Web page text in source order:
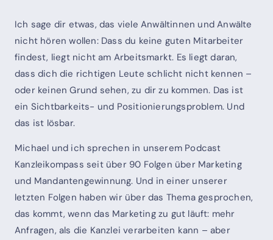
Ich sage dir etwas, das viele Anwältinnen und Anwälte
nicht hören wollen: Dass du keine guten Mitarbeiter
findest, liegt nicht am Arbeitsmarkt. Es liegt daran,
dass dich die richtigen Leute schlicht nicht kennen –
oder keinen Grund sehen, zu dir zu kommen. Das ist
ein Sichtbarkeits- und Positionierungsproblem. Und
das ist lösbar.
Michael und ich sprechen in unserem Podcast
Kanzleikompass seit über 90 Folgen über Marketing
und Mandantengewinnung. Und in einer unserer
letzten Folgen haben wir über das Thema gesprochen,
das kommt, wenn das Marketing zu gut läuft: mehr
Anfragen, als die Kanzlei verarbeiten kann – aber